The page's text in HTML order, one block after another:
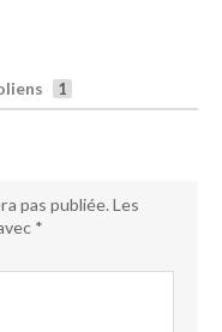
1
pas publiée.Les
*